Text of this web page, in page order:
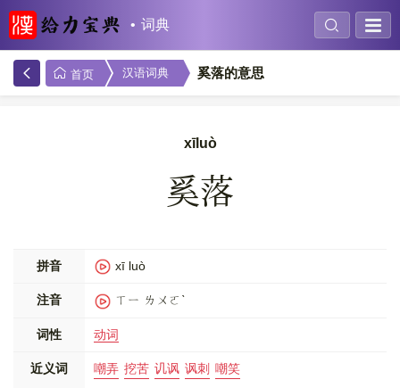
词典
首页 汉语词典 奚落的意思
xīluò
奚落
拼音 xī luò
注音 ㄒㄧ ㄌㄨㄛˋ
词性 动词
近义词 嘲弄 挖苦 讥讽 讽刺 嘲笑